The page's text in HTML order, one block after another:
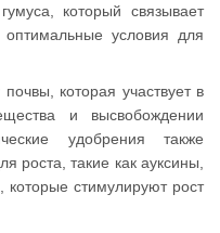
который связывает
условия для
которая участвует в
и высвобождении
удобрения также
роста, такие как ауксины,
которые стимулируют рост